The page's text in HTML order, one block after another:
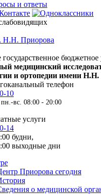
и ответы
государственное
медицинский
и ортопедии имени
телефон
10
вс. 08:00 - 20:00
услуги
14
будни,
выходные дни
Приорова сегодня
о медицинской